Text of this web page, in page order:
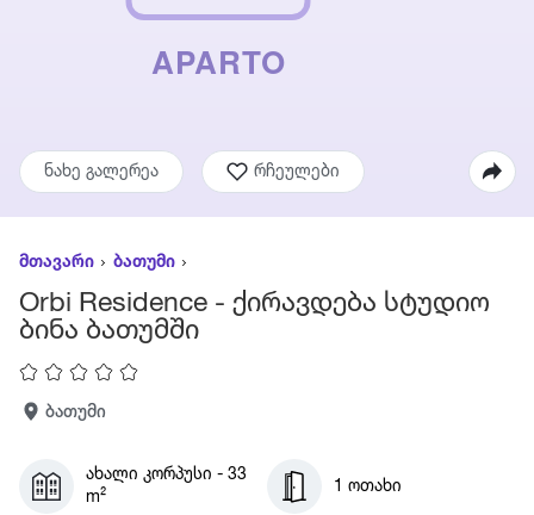
ნახე გალერეა რჩეულები
მთავარი ბათუმი
Orbi Residence - ქირავდება სტუდიო
ბინა ბათუმში
ბათუმი
ახალი კორპუსი - 33
m²
1 ოთახი